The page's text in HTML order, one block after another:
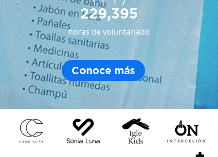
229,395
horas de voluntariado
Conoce más